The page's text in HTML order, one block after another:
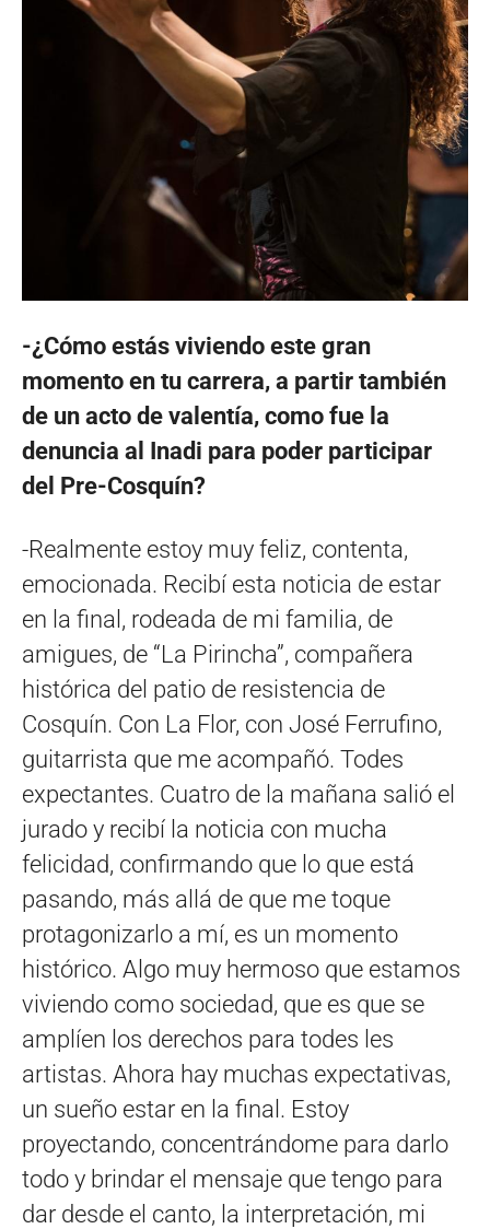
-¿Cómo estás viviendo este gran
momento en tu carrera, a partir también
de un acto de valentía, como fue la
denuncia al Inadi para poder participar
del Pre-Cosquín?
-Realmente estoy muy feliz, contenta,
emocionada. Recibí esta noticia de estar
en la final, rodeada de mi familia, de
amigues, de “La Pirincha”, compañera
histórica del patio de resistencia de
Cosquín. Con La Flor, con José Ferrufino,
guitarrista que me acompañó. Todes
expectantes. Cuatro de la mañana salió el
jurado y recibí la noticia con mucha
felicidad, confirmando que lo que está
pasando, más allá de que me toque
protagonizarlo a mí, es un momento
histórico. Algo muy hermoso que estamos
viviendo como sociedad, que es que se
amplíen los derechos para todes les
artistas. Ahora hay muchas expectativas,
un sueño estar en la final. Estoy
proyectando, concentrándome para darlo
todo y brindar el mensaje que tengo para
dar desde el canto, la interpretación, mi